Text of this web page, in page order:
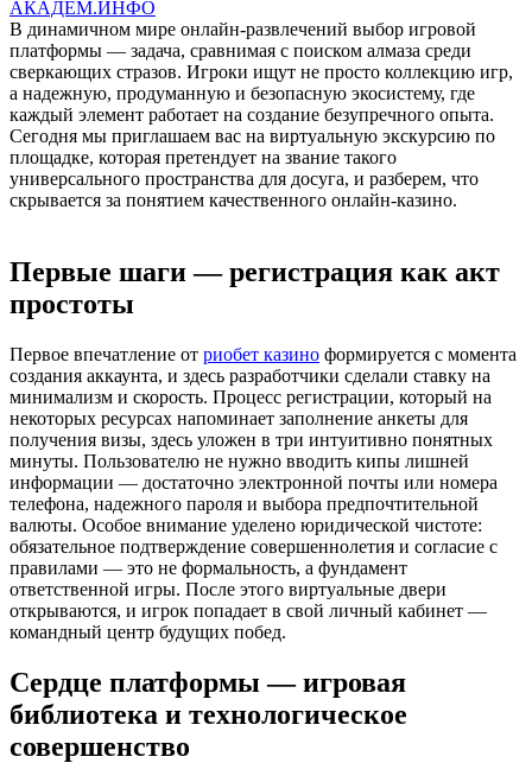
АКАДЕМ.ИНФО
В динамичном мире онлайн-развлечений выбор игровой
платформы — задача, сравнимая с поиском алмаза среди
сверкающих стразов. Игроки ищут не просто коллекцию игр,
а надежную, продуманную и безопасную экосистему, где
каждый элемент работает на создание безупречного опыта.
Сегодня мы приглашаем вас на виртуальную экскурсию по
площадке, которая претендует на звание такого
универсального пространства для досуга, и разберем, что
скрывается за понятием качественного онлайн-казино.
Первые шаги — регистрация как акт
простоты
Первое впечатление от риобет казино формируется с момента
создания аккаунта, и здесь разработчики сделали ставку на
минимализм и скорость. Процесс регистрации, который на
некоторых ресурсах напоминает заполнение анкеты для
получения визы, здесь уложен в три интуитивно понятных
минуты. Пользователю не нужно вводить кипы лишней
информации — достаточно электронной почты или номера
телефона, надежного пароля и выбора предпочтительной
валюты. Особое внимание уделено юридической чистоте:
обязательное подтверждение совершеннолетия и согласие с
правилами — это не формальность, а фундамент
ответственной игры. После этого виртуальные двери
открываются, и игрок попадает в свой личный кабинет —
командный центр будущих побед.
Сердце платформы — игровая
библиотека и технологическое
совершенство